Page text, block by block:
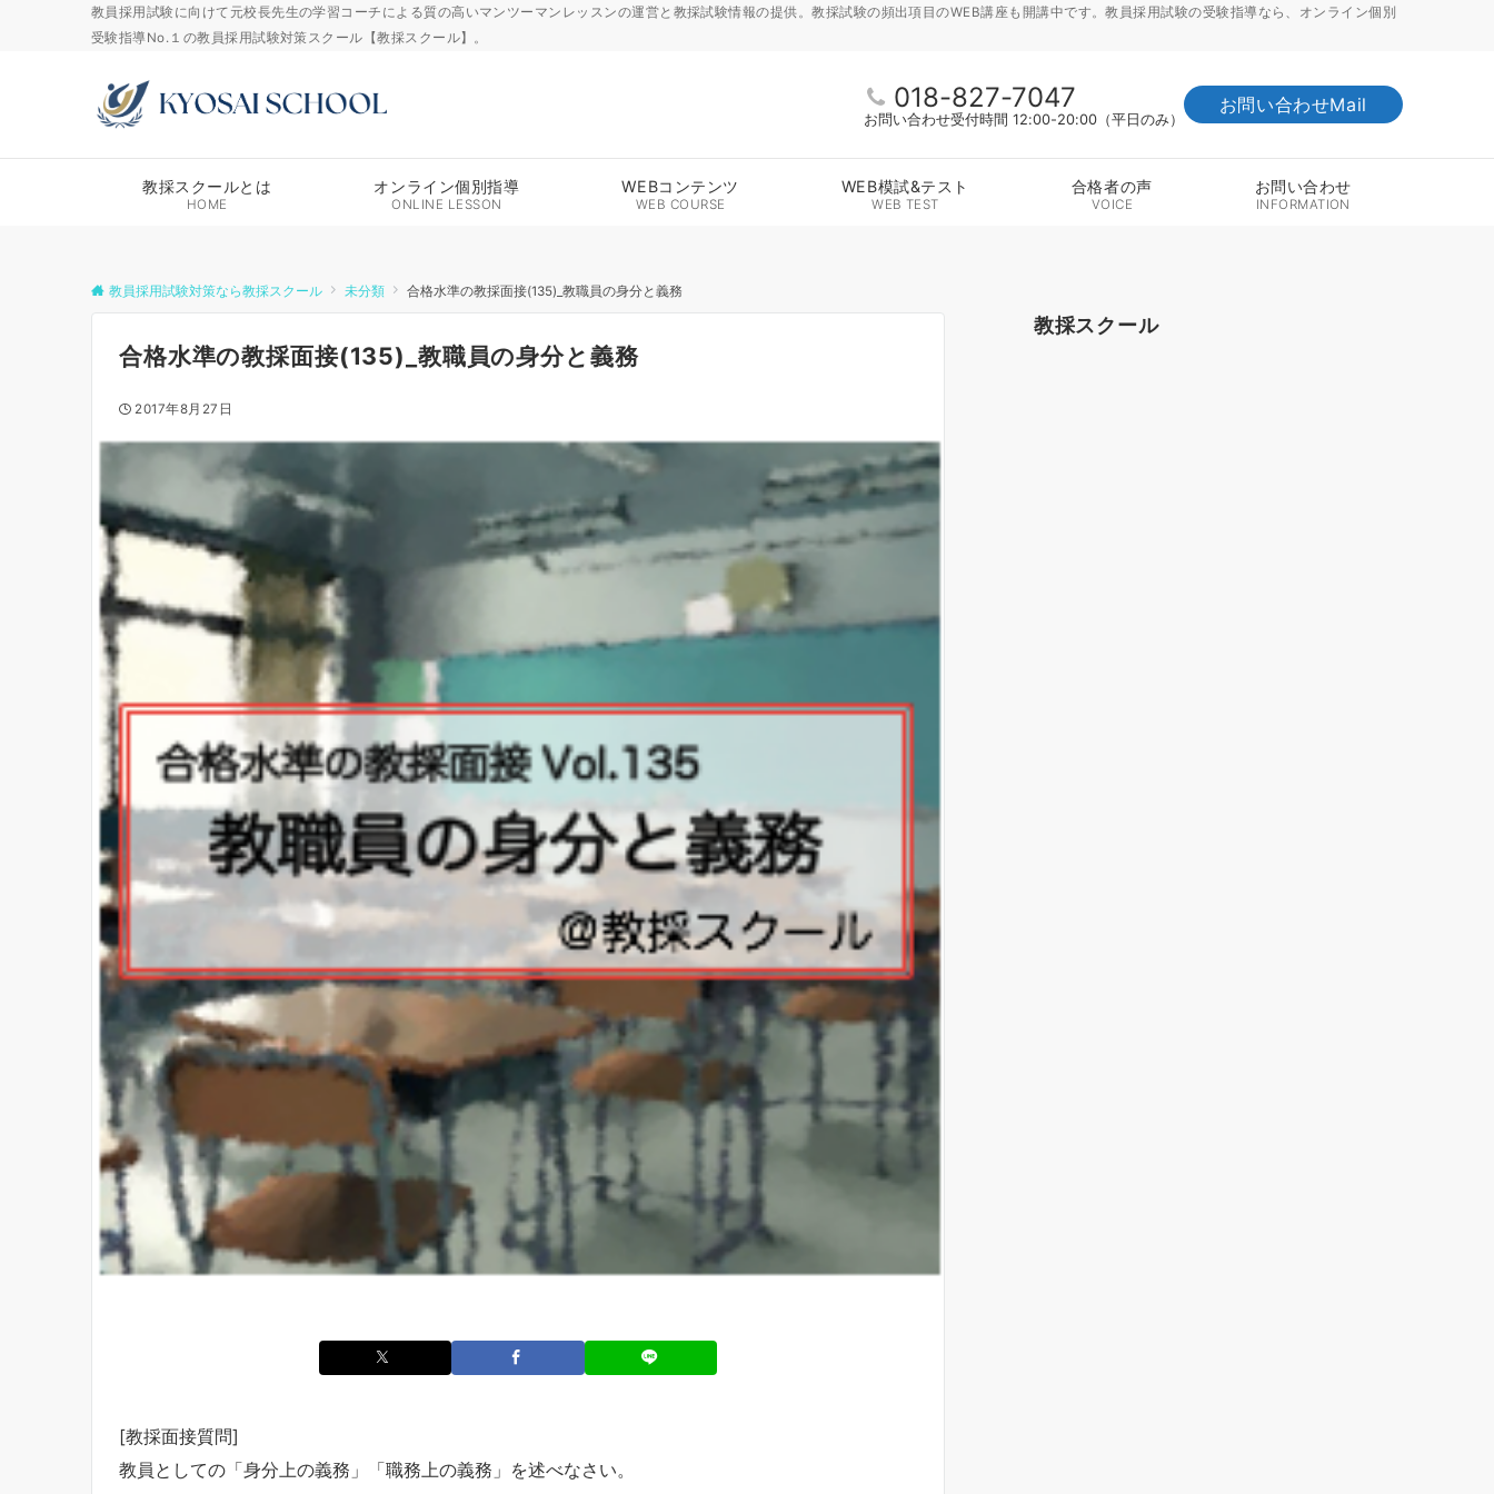
教員採用試験に向けて元校長先生の学習コーチによる質の高いマンツーマンレッスンの運営と教採試験情報の提供。教採試験の頻出項目のWEB講座も開講中です。教員採用試験の受験指導なら、オンライン個別
受験指導No.１の教員採用試験対策スクール【教採スクール】。
018-827-7047
お問い合わせ受付時間 12:00-20:00（平日のみ）
お問い合わせMail
教採スクールとは
HOME
オンライン個別指導
ONLINE LESSON
WEBコンテンツ
WEB COURSE
WEB模試&テスト
WEB TEST
合格者の声
VOICE
お問い合わせ
INFORMATION
教員採用試験対策なら教採スクール 未分類 合格水準の教採面接(135)_教職員の身分と義務
合格水準の教採面接(135)_教職員の身分と義務
2017年8月27日
[教採面接質問]
教員としての「身分上の義務」「職務上の義務」を述べなさい。
教採スクール